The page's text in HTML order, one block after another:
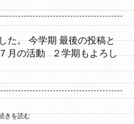
た。 今学期 最後の投稿と
月の活動 ２学期もよろし
きを読む